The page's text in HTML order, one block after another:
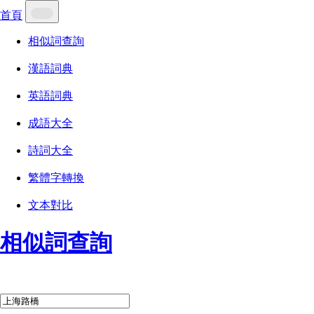
首頁
相似詞查詢
漢語詞典
英語詞典
成語大全
詩詞大全
繁體字轉換
文本對比
相似詞查詢